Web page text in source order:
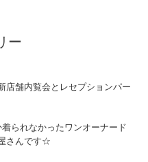
ー
店舗内覧会とレセプションパー
られなかったワンオーナード
さんです☆